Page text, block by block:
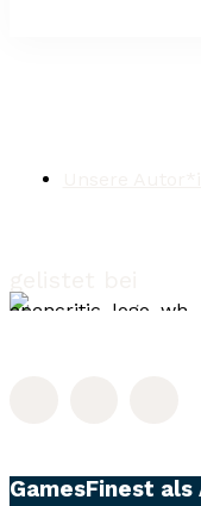
GamesFinest